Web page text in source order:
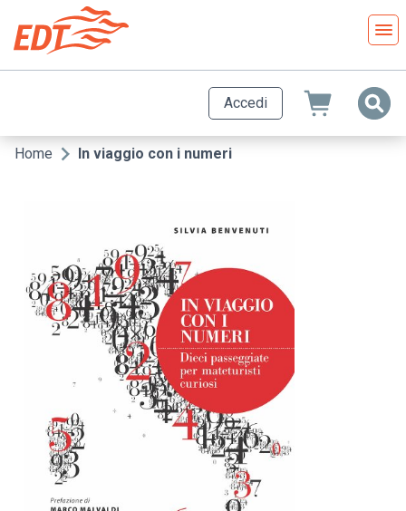
contenuto
principale
Accedi
Briciole
Home In viaggio con i numeri